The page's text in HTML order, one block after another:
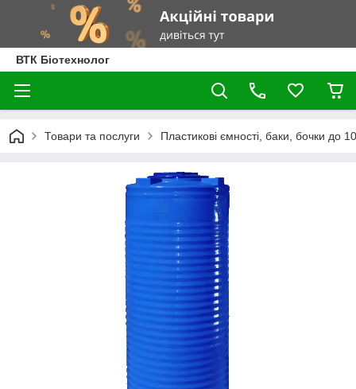
ВТК Біотехнолог
Товари та послуги Пластикові ємності, баки, бочки до